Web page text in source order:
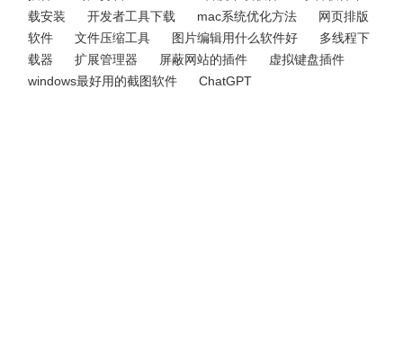
载安装
开发者工具下载 mac系统优化方法
网页排版
软件
文件压缩工具 图片编辑用什么软件好
多线程下
载器
扩展管理器 屏蔽网站的插件
虚拟键盘插件
windows最好用的截图软件
ChatGPT